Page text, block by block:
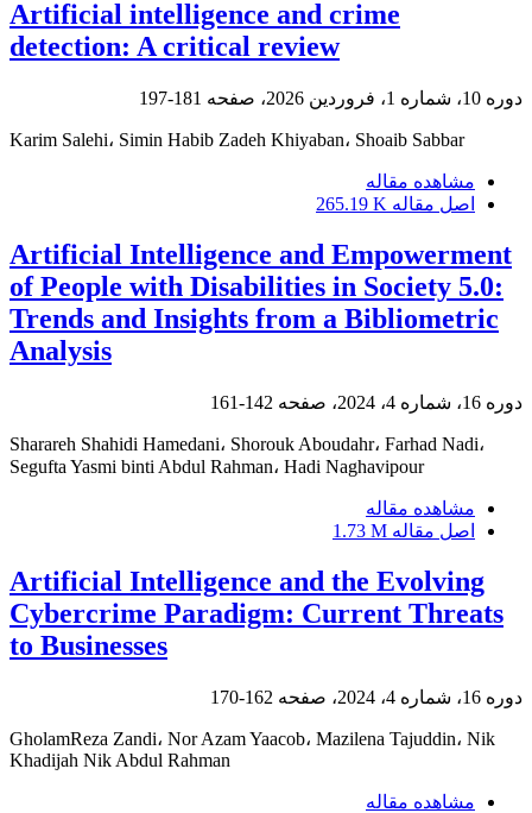
Artificial intelligence and crime
detection: A critical review
دوره 10، شماره 1، فروردین 2026، صفحه 181-197
Karim Salehi، Simin Habib Zadeh Khiyaban، Shoaib Sabbar
مشاهده مقاله
اصل مقاله 265.19 K
Artificial Intelligence and Empowerment
of People with Disabilities in Society 5.0:
Trends and Insights from a Bibliometric
Analysis
دوره 16، شماره 4، 2024، صفحه 142-161
Sharareh Shahidi Hamedani، Shorouk Aboudahr، Farhad Nadi،
Segufta Yasmi binti Abdul Rahman، Hadi Naghavipour
مشاهده مقاله
اصل مقاله 1.73 M
Artificial Intelligence and the Evolving
Cybercrime Paradigm: Current Threats
to Businesses
دوره 16، شماره 4، 2024، صفحه 162-170
GholamReza Zandi، Nor Azam Yaacob، Mazilena Tajuddin، Nik
Khadijah Nik Abdul Rahman
مشاهده مقاله